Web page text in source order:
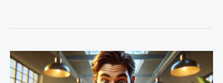
MX
Player